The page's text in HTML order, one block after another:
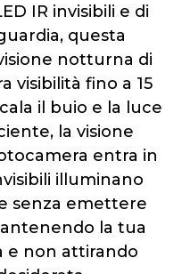
IR invisibili e di
questa
notturna di
visibilità fino a 15
il buio e la luce
la visione
entra in
illuminano
senza emettere
la tua
e non attirando